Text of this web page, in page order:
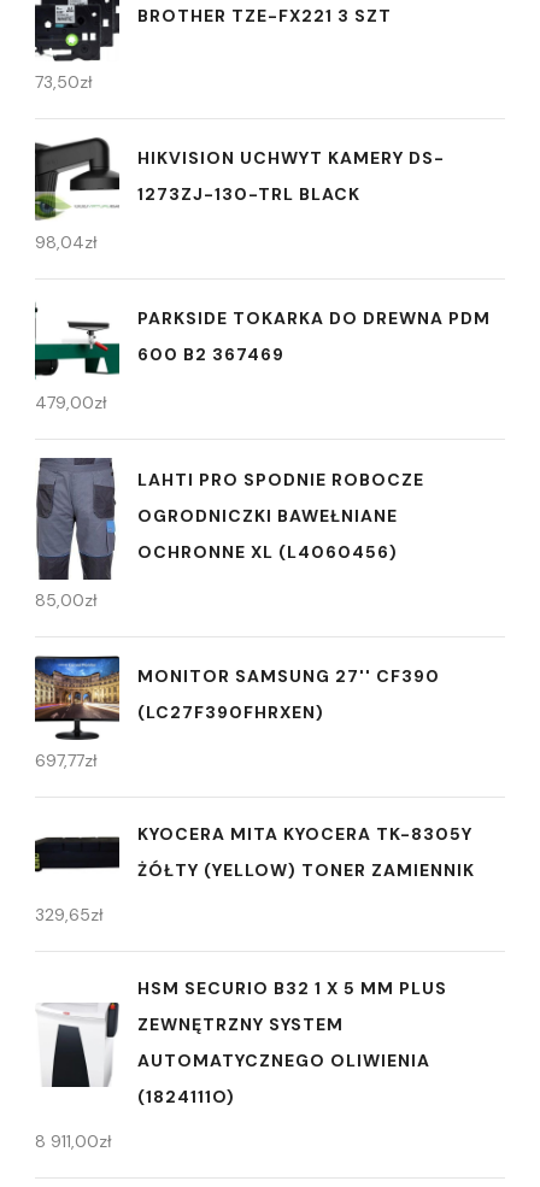
BROTHER TZE-FX221 3 SZT
73,50zł
HIKVISION UCHWYT KAMERY DS-
1273ZJ-130-TRL BLACK
98,04zł
PARKSIDE TOKARKA DO DREWNA PDM
600 B2 367469
479,00zł
LAHTI PRO SPODNIE ROBOCZE
OGRODNICZKI BAWEŁNIANE
OCHRONNE XL (L4060456)
85,00zł
MONITOR SAMSUNG 27'' CF390
(LC27F390FHRXEN)
697,77zł
KYOCERA MITA KYOCERA TK-8305Y
ŻÓŁTY (YELLOW) TONER ZAMIENNIK
329,65zł
HSM SECURIO B32 1 X 5 MM PLUS
ZEWNĘTRZNY SYSTEM
AUTOMATYCZNEGO OLIWIENIA
(1824111O)
8 911,00zł